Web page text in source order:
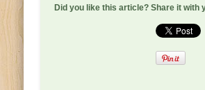
Did you like this article? Share it with